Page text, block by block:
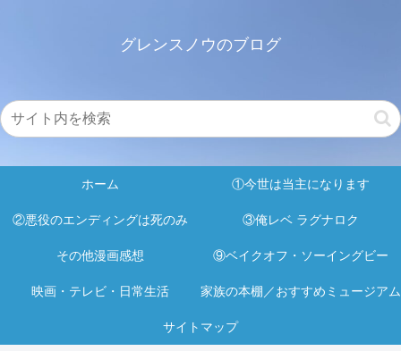
グレンスノウのブログ
ホーム ①今世は当主になります
②悪役のエンディングは死のみ ③俺レベ ラグナロク
その他漫画感想 ⑨ベイクオフ・ソーイングビー
映画・テレビ・日常生活 家族の本棚／おすすめミュージアム
サイトマップ